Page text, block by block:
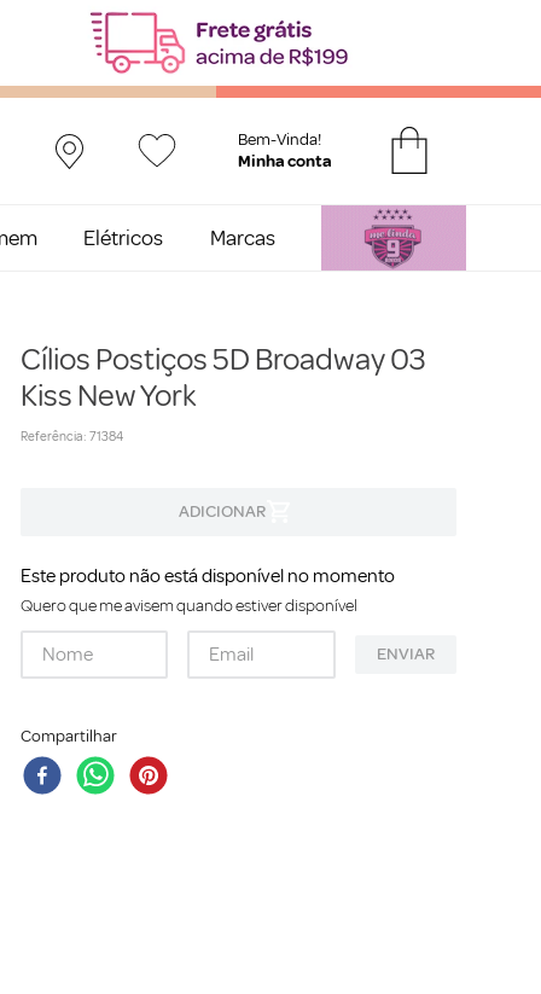
Bem-Vinda!
Elétricos Marcas
Cílios Postiços 5D Broadway 03
Kiss New York
Referência: 71384
Este produto não está disponível no momento
Quero que me avisem quando estiver disponível
ENVIAR
Compartilhar